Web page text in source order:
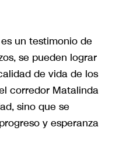
un testimonio de
se pueden lograr
de vida de los
corredor Matalinda
sino que se
y esperanza